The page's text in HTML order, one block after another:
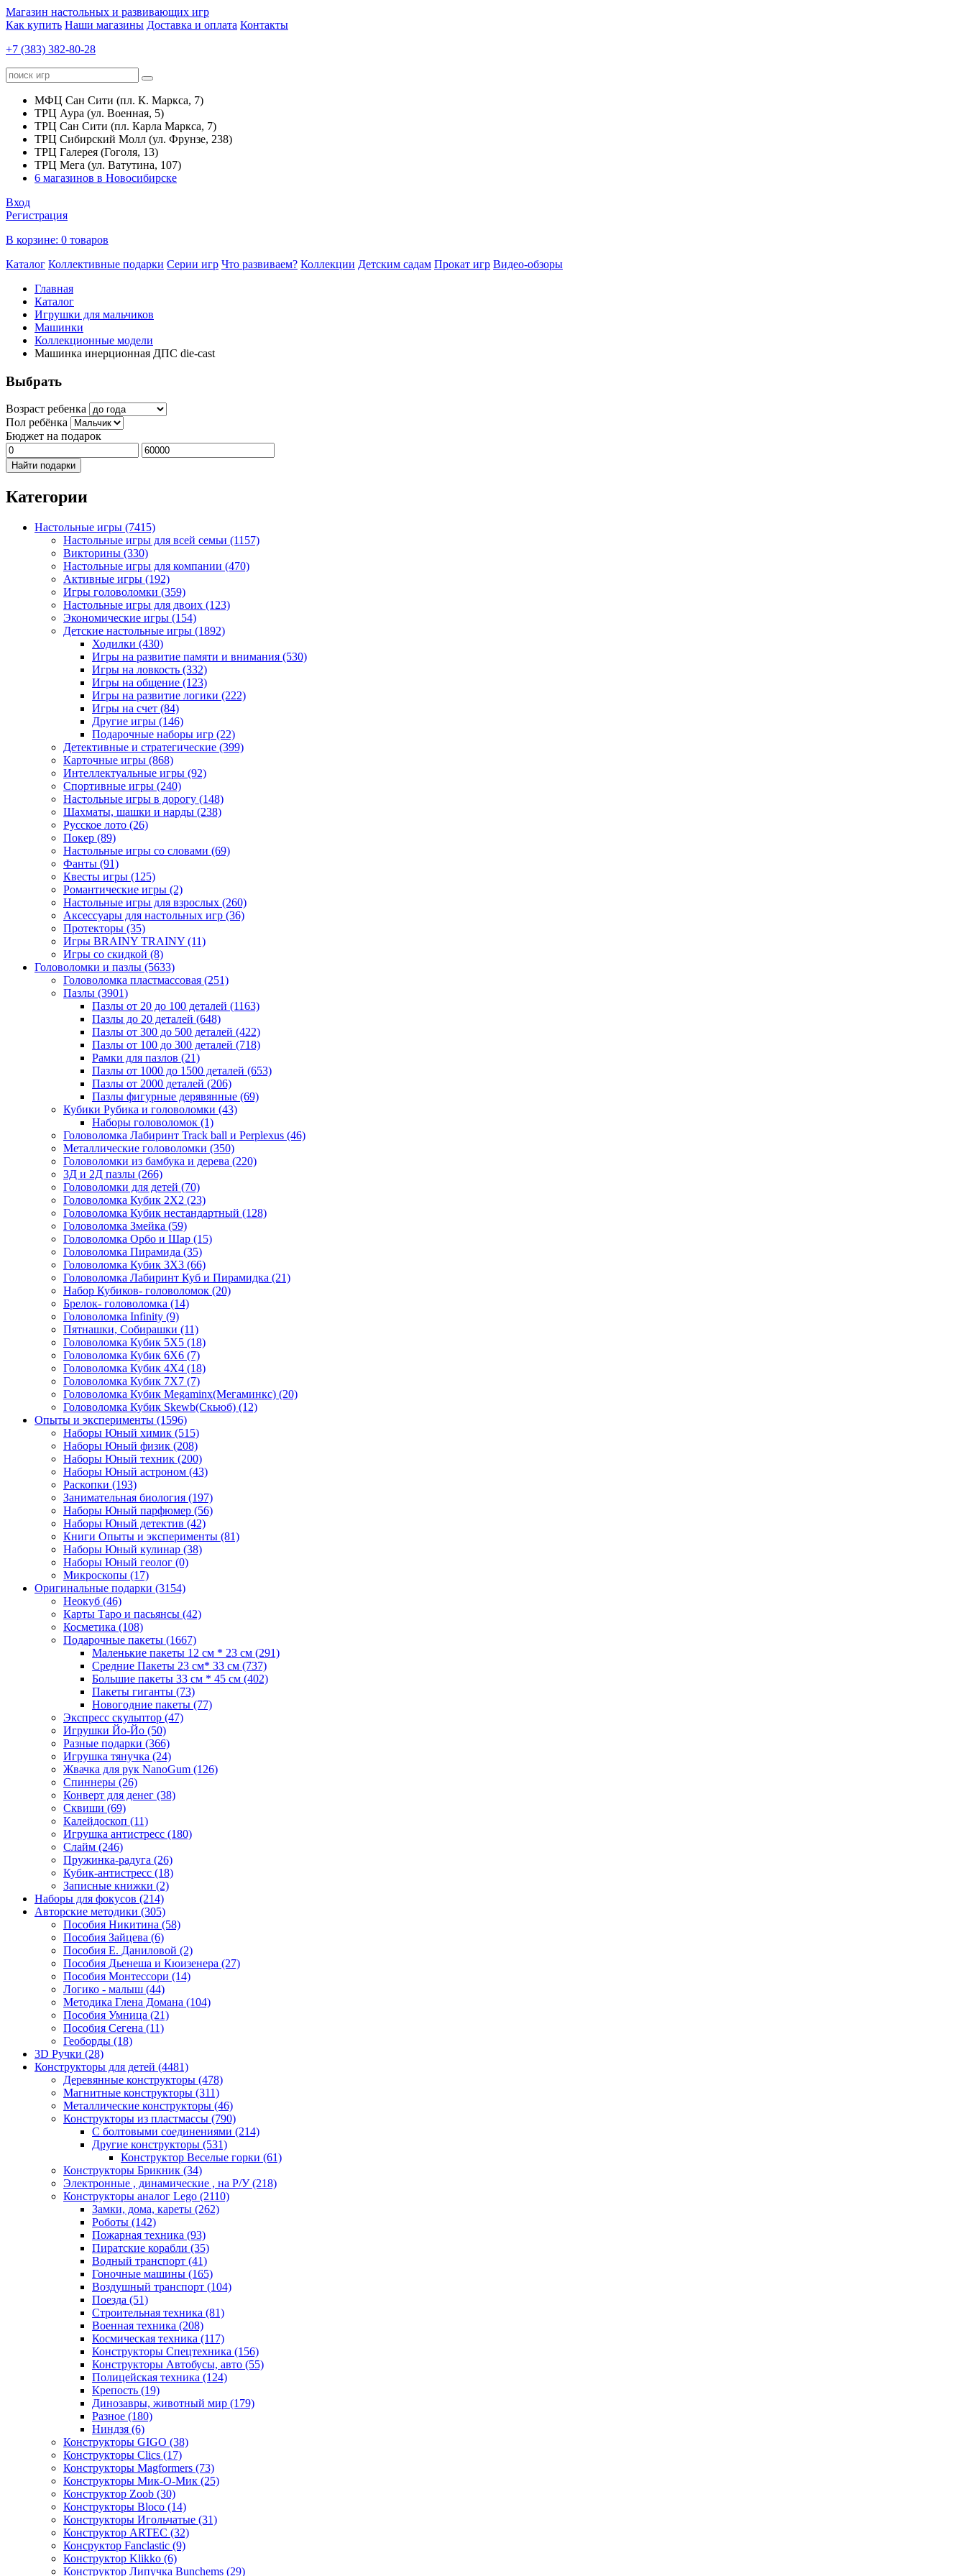
Магазин настольных и развивающих игр
Как купить Наши магазины Доставка и оплата Контакты
+7 (383) 382-80-28
МФЦ Сан Сити (пл. К. Маркса, 7)
ТРЦ Аура (ул. Военная, 5)
ТРЦ Сан Сити (пл. Карла Маркса, 7)
ТРЦ Сибирский Молл (ул. Фрунзе, 238)
ТРЦ Галерея (Гоголя, 13)
ТРЦ Мега (ул. Ватутина, 107)
6 магазинов в Новосибирске
Вход
Регистрация
В корзине: 0 товаров
Каталог Коллективные подарки Серии игр Что развиваем? Коллекции Детским садам Прокат игр Видео-обзоры
Главная
Каталог
Игрушки для мальчиков
Машинки
Коллекционные модели
Машинка инерционная ДПС die-cast
Выбрать
Возраст ребенка
Пол ребёнка
Бюджет на подарок
Найти подарки
Категории
Настольные игры (7415)
Настольные игры для всей семьи (1157)
Викторины (330)
Настольные игры для компании (470)
Активные игры (192)
Игры головоломки (359)
Настольные игры для двоих (123)
Экономические игры (154)
Детские настольные игры (1892)
Ходилки (430)
Игры на развитие памяти и внимания (530)
Игры на ловкость (332)
Игры на общение (123)
Игры на развитие логики (222)
Игры на счет (84)
Другие игры (146)
Подарочные наборы игр (22)
Детективные и стратегические (399)
Карточные игры (868)
Интеллектуальные игры (92)
Спортивные игры (240)
Настольные игры в дорогу (148)
Шахматы, шашки и нарды (238)
Русское лото (26)
Покер (89)
Настольные игры со словами (69)
Фанты (91)
Квесты игры (125)
Романтические игры (2)
Настольные игры для взрослых (260)
Аксессуары для настольных игр (36)
Протекторы (35)
Игры BRAINY TRAINY (11)
Игры со скидкой (8)
Головоломки и пазлы (5633)
Головоломка пластмассовая (251)
Пазлы (3901)
Пазлы от 20 до 100 деталей (1163)
Пазлы до 20 деталей (648)
Пазлы от 300 до 500 деталей (422)
Пазлы от 100 до 300 деталей (718)
Рамки для пазлов (21)
Пазлы от 1000 до 1500 деталей (653)
Пазлы от 2000 деталей (206)
Пазлы фигурные дерявянные (69)
Кубики Рубика и головоломки (43)
Наборы головоломок (1)
Головоломка Лабиринт Track ball и Perplexus (46)
Металлические головоломки (350)
Головоломки из бамбука и дерева (220)
3Д и 2Д пазлы (266)
Головоломки для детей (70)
Головоломка Кубик 2Х2 (23)
Головоломка Кубик нестандартный (128)
Головоломка Змейка (59)
Головоломка Орбо и Шар (15)
Головоломка Пирамида (35)
Головоломка Кубик 3Х3 (66)
Головоломка Лабиринт Куб и Пирамидка (21)
Набор Кубиков- головоломок (20)
Брелок- головоломка (14)
Головоломка Infinity (9)
Пятнашки, Собирашки (11)
Головоломка Кубик 5Х5 (18)
Головоломка Кубик 6Х6 (7)
Головоломка Кубик 4Х4 (18)
Головоломка Кубик 7Х7 (7)
Головоломка Кубик Megaminx(Мегаминкс) (20)
Головоломка Кубик Skewb(Скьюб) (12)
Опыты и эксперименты (1596)
Наборы Юный химик (515)
Наборы Юный физик (208)
Наборы Юный техник (200)
Наборы Юный астроном (43)
Раскопки (193)
Занимательная биология (197)
Наборы Юный парфюмер (56)
Наборы Юный детектив (42)
Книги Опыты и эксперименты (81)
Наборы Юный кулинар (38)
Наборы Юный геолог (0)
Микроскопы (17)
Оригинальные подарки (3154)
Неокуб (46)
Карты Таро и пасьянсы (42)
Косметика (108)
Подарочные пакеты (1667)
Маленькие пакеты 12 см * 23 см (291)
Средние Пакеты 23 см* 33 см (737)
Большие пакеты 33 см * 45 см (402)
Пакеты гиганты (73)
Новогодние пакеты (77)
Экспресс скульптор (47)
Игрушки Йо-Йо (50)
Разные подарки (366)
Игрушка тянучка (24)
Жвачка для рук NanoGum (126)
Спиннеры (26)
Конверт для денег (38)
Сквиши (69)
Калейдоскоп (11)
Игрушка антистресс (180)
Слайм (246)
Пружинка-радуга (26)
Кубик-антистресс (18)
Записные книжки (2)
Наборы для фокусов (214)
Авторские методики (305)
Пособия Никитина (58)
Пособия Зайцева (6)
Пособия Е. Даниловой (2)
Пособия Дьенеша и Кюизенера (27)
Пособия Монтессори (14)
Логико - малыш (44)
Методика Глена Домана (104)
Пособия Умница (21)
Пособия Сегена (11)
Геоборды (18)
3D Ручки (28)
Конструкторы для детей (4481)
Деревянные конструкторы (478)
Магнитные конструкторы (311)
Металлические конструкторы (46)
Конструкторы из пластмассы (790)
С болтовыми соединениями (214)
Другие конструкторы (531)
Конструктор Веселые горки (61)
Конструкторы Брикник (34)
Электронные , динамические , на Р/У(218)
Конструкторы аналог Lego (2110)
Замки, дома, кареты (262)
Роботы (142)
Пожарная техника (93)
Пиратские корабли (35)
Водный транспорт (41)
Гоночные машины (165)
Воздушный транспорт (104)
Поезда (51)
Строительная техника (81)
Военная техника (208)
Космическая техника (117)
Конструкторы Спецтехника (156)
Конструкторы Автобусы, авто (55)
Полицейская техника (124)
Крепость (19)
Динозавры, животный мир (179)
Разное (180)
Ниндзя (6)
Конструкторы GIGO (38)
Конструкторы Clics (17)
Конструкторы Magformers (73)
Конструкторы Мик-О-Мик (25)
Конструктор Zoob (30)
Конструкторы Bloco (14)
Конструкторы Игольчатые (31)
Конструктор ARTEC (32)
Консруктор Fanclastic (9)
Конструктор Klikko (6)
Конструктор Липучка Bunchems (29)